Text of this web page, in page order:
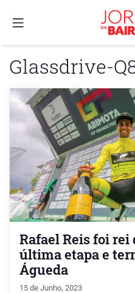
Glassdrive-
Rafael Reis foi
última etapa e
Águeda
15 de Junho, 2023